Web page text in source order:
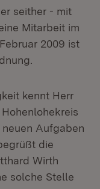
seither - mit
Mitarbeit im
2009 ist
kennt Herr
Aufgaben
die
Wirth
solche Stelle